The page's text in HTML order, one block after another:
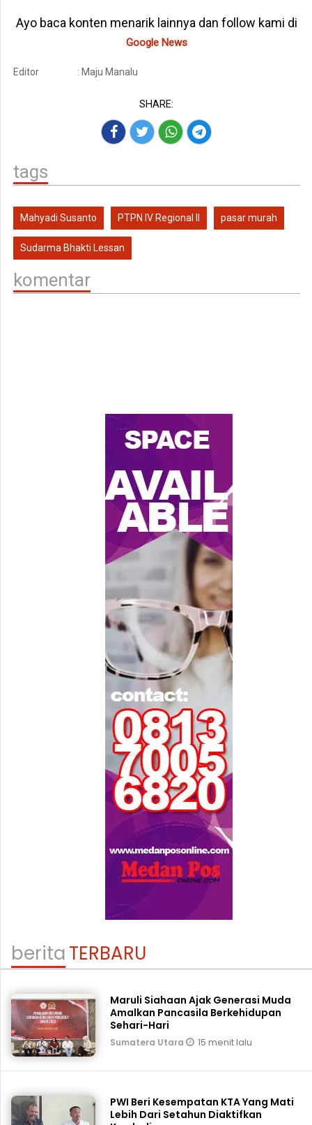
Ayo baca konten menarik lainnya dan follow kami di
Google News
Editor : Maju Manalu
SHARE:
tags
Mahyadi Susanto PTPN IV Regional II pasar murah
Sudarma Bhakti Lessan
komentar
beritaTERBARU
Maruli Siahaan Ajak Generasi Muda
Amalkan Pancasila Berkehidupan
Sehari-Hari
Sumatera Utara 15 menit lalu
PWI Beri Kesempatan KTA Yang Mati
Lebih Dari Setahun Diaktifkan